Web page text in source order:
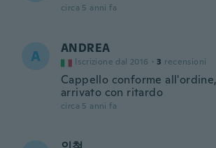
circa 5 anni fa
A ANDREA
Iscrizione dal 2016 · 3 recensioni
Cappello conforme
arrivato con ritardo
circa 5 anni fa